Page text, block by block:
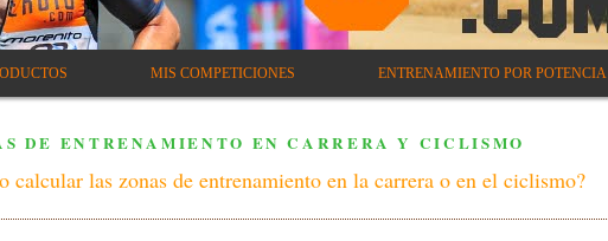
MIS COMPETICIONES ENTRENAMIENTO POR POTENCIA
DE ENTRENAMIENTO EN CARRERA Y CICLISMO
calcular las zonas de entrenamiento en la carrera o en el ciclismo?